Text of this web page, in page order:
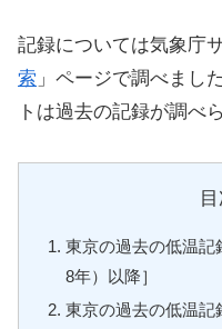
記録については気象庁
索 」ページで調べまし
トは過去の記録が調べ
東京の過去の低温記
8年）以降］
東京の過去の低温記